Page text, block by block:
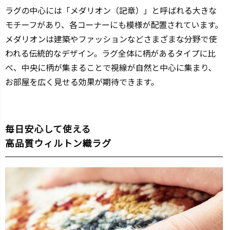
ラグの中心には「メダリオン（記章）」と呼ばれる大きな
モチーフがあり、各コーナーにも模様が配置されています。
メダリオンは建築やファッションなどさまざまな分野で使
われる伝統的なデザイン。ラグ全体に柄があるタイプに比
べ、中央に柄が集まることで視線が自然と中心に集まり、
お部屋を広く見せる効果が期待できます。
毎日安心して使える
高品質ウィルトン織ラグ